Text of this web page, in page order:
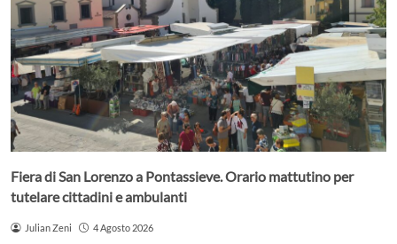
Fiera di San Lorenzo a Pontassieve. Orario mattutino per
tutelare cittadini e ambulanti
Julian Zeni 4 Agosto 2026